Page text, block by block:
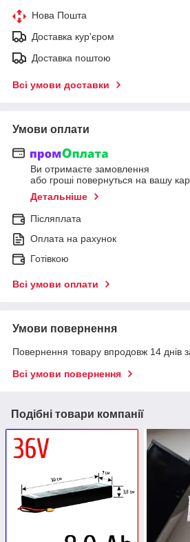
Нова Пошта
Доставка кур'єром
Доставка поштою
Всі умови доставки
Умови оплати
Ви отримаєте замовлення
або гроші повернуться на вашу
Детальніше
Післяплата
Оплата на рахунок
Готівкою
Всі умови оплати
Умови повернення
Повернення товару впродовж 14 днів
Всі умови повернення
Подібні товари компанії